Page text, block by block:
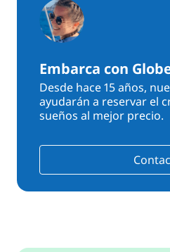
Embarca con
Desde hace 15 años,
ayudarán a reservar el
sueños al mejor precio.